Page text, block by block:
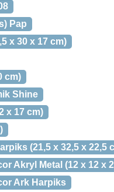
Pap
x 30 x 17 cm)
cm)
Shine
x 17 cm)
(21,5 x 32,5 x 22,5
Akryl Metal (12 x 12 x
Ark Harpiks